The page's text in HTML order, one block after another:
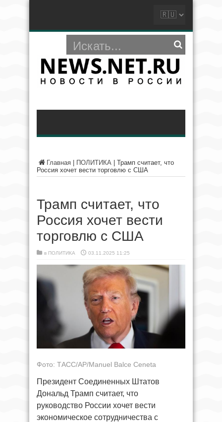
Главная ПОЛИТИКА
Трамп считает, что
Россия хочет вести торговлю с США
Трамп считает, что
Россия хочет вести
торговлю с США
в ПОЛИТИКА 03.11.2025 11:25
Фото: ТАСС/AP/Manuel Balce Ceneta
Президент Соединенных Штатов
Дональд Трамп считает, что
руководство России хочет вести
экономическое сотрудничества с